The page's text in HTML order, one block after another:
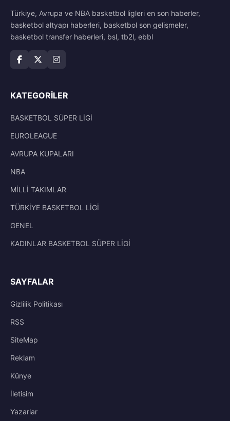
Türkiye, Avrupa ve NBA basketbol ligleri en son haberler,
basketbol altyapı haberleri, basketbol son gelişmeler,
basketbol transfer haberleri, bsl, tb2l, ebbl
KATEGORILER
BASKETBOL SÜPER LİGİ
EUROLEAGUE
AVRUPA KUPALARI
NBA
MİLLİ TAKIMLAR
TÜRKİYE BASKETBOL LİGİ
GENEL
KADINLAR BASKETBOL SÜPER LİGİ
SAYFALAR
Gizlilik Politikası
RSS
SiteMap
Reklam
Künye
İletisim
Yazarlar